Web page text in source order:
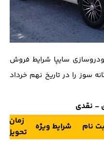
سایپا شرایط فروش
سوز را در تاریخ نهم خرداد
- نقدی
نام شرایط ویژه
زمان
تحویل